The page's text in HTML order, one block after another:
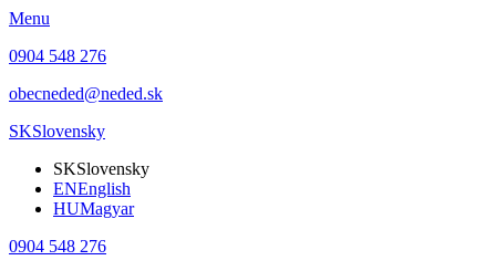
Menu
0904 548 276
obecneded@neded.sk
SKSlovensky
SKSlovensky
ENEnglish
HUMagyar
0904 548 276